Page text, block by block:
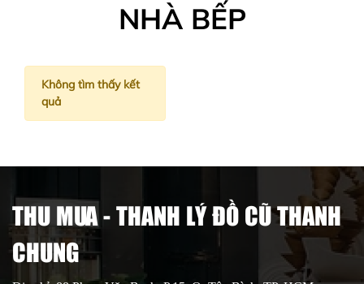
NHÀ BẾP
Không tìm thấy kết
quả
THU MUA - THANH LÝ ĐỒ CŨ THANH
CHUNG